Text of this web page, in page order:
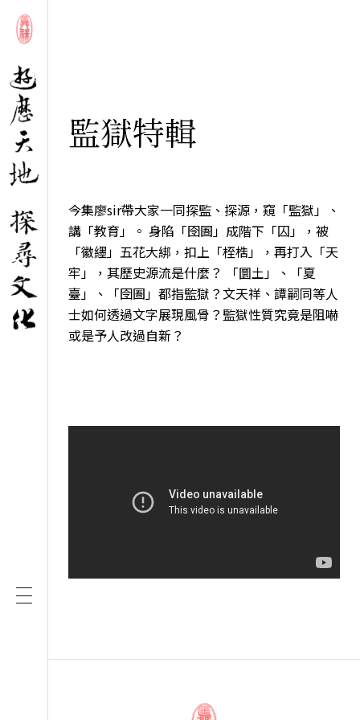
監獄特輯
今集廖sir帶大家一同探監、探源，窺「監獄」、
講「教育」。 身陷「囹圄」成階下「囚」，被
「徽纆」五花大綁，扣上「桎梏」，再打入「天
牢」，其歷史源流是什麼？ 「圜土」、「夏
臺」、「囹圄」都指監獄？文天祥、譚嗣同等人
士如何透過文字展現風骨？監獄性質究竟是阻嚇
或是予人改過自新？